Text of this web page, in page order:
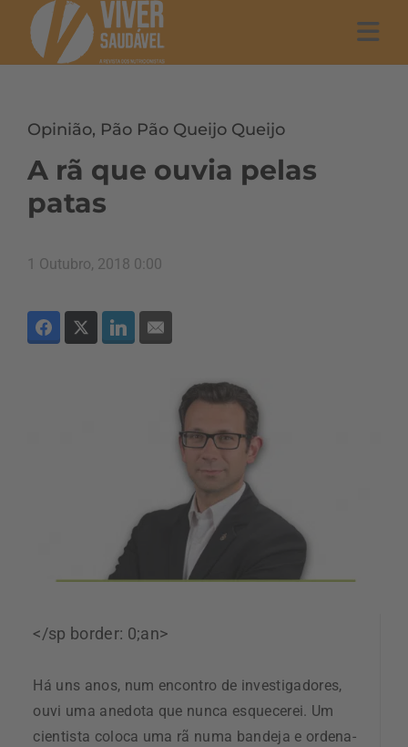
Opinião, Pão Pão Queijo Queijo
A rã que ouvia pelas
patas
1 Outubro, 2018 0:00
</sp border: 0;an>
Há uns anos, num encontro de investigadores,
ouvi uma anedota que nunca esquecerei. Um
cientista coloca uma rã numa bandeja e ordena-